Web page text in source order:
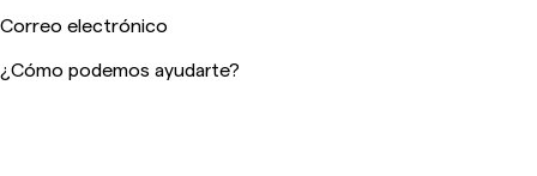
Correo electrónico
¿Cómo podemos ayudarte?